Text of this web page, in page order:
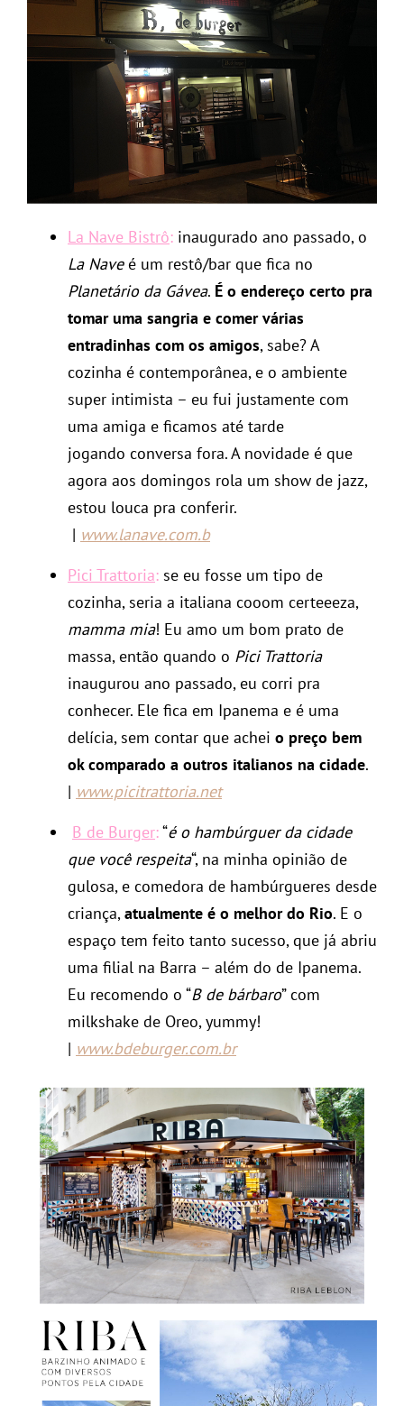
La Nave Bistrô: inaugurado ano passado, o
La Naveé um restô/bar que fica no
Planetário da Gávea. É o endereço certo pra
tomar uma sangria e comer várias
entradinhas com os amigos, sabe? A
cozinha é contemporânea, e o ambiente
super intimista – eu fui justamente com
uma amiga e ficamos até tarde
jogando conversa fora. A novidade é que
agora aos domingos rola um show de jazz,
estou louca pra conferir.
| www.lanave.com.b
Pici Trattoria: se eu fosse um tipo de
cozinha, seria a italiana cooom certeeeza,
mamma mia! Eu amo um bom prato de
massa, então quando o Pici Trattoria
inaugurou ano passado, eu corri pra
conhecer. Ele fica em Ipanema e é uma
delícia, sem contar que achei o preço bem
ok comparado a outros italianos na cidade.
| www.picitrattoria.net
B de Burger:“é o hambúrguer da cidade
que você respeita“, na minha opinião de
gulosa, e comedora de hambúrgueres desde
criança,atualmente é o melhor do Rio. E o
espaço tem feito tanto sucesso, que já abriu
uma filial na Barra – além do de Ipanema.
Eu recomendo o “B de bárbaro” com
milkshake de Oreo, yummy!
| www.bdeburger.com.br